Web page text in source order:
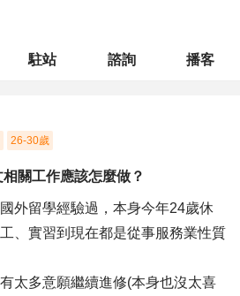
駐站 諮詢 播客
26-30歲
關工作應該怎麼做？
外留學經驗過，本身今年24歲休
、實習到現在都是從事服務業性質
太多意願繼續進修(本身也沒太喜